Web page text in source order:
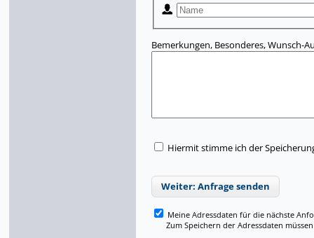
Bemerkungen, Besonderes, Wunsch-
Hiermit stimme ich der
Weiter: Anfrage senden
Meine Adressdaten für die nächste
Zum Speichern der Adressdaten müssen